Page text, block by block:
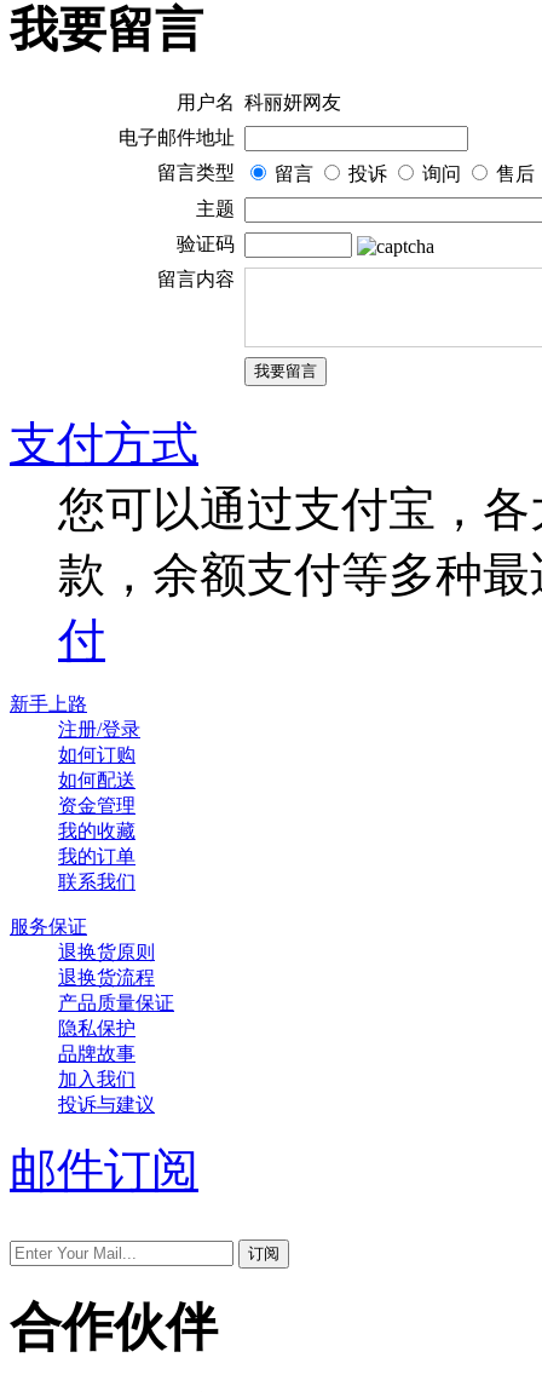
我要留言
用户名 科丽妍网友
电子邮件地址
留言类型
留言 投诉 询问
售后
主题
验证码
留言内容
支付方式
您可以通过支付宝，
款，余额支付等多种
付
新手上路
注册/登录
如何订购
如何配送
资金管理
我的收藏
我的订单
联系我们
服务保证
退换货原则
退换货流程
产品质量保证
隐私保护
品牌故事
加入我们
投诉与建议
邮件订阅
合作伙伴